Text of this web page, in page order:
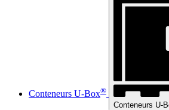
Conteneurs U-Box®
Conteneurs U-